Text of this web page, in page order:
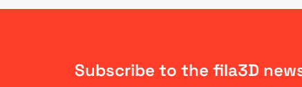
Subscribe to the fila3D